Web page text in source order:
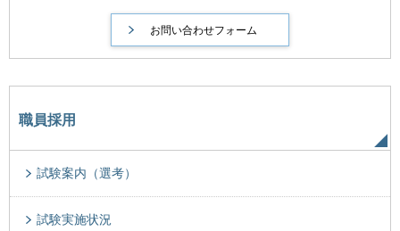
職員採用
試験案内（選考）
試験実施状況